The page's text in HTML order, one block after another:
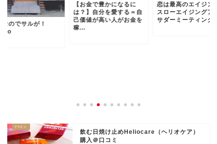
金で豊かになるに
】自分を愛する＝自
値が高い人がお金を
恋は最高のエイジング！
スローエイジングアンバ
サダーミーティングに...
飲む日焼け止めHeliocare（ヘリオケア）
購入＠口コミ